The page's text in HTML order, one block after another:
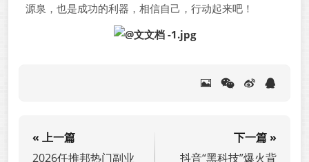
源泉，也是成功的利器，相信自己，行动起来吧！
« 上一篇
2026任推邦热门副业
下一篇 »
抖音“黑科技”爆火背